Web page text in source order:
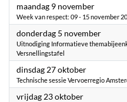
maandag 9 november2026
Week van respect: 09 - 15 november
donderdag 5 november2026
Uitnodiging Informatieve
Versnellingstafel
dinsdag 27 oktober2026
Technische sessie Vervoerregio
vrijdag 23 oktober2026